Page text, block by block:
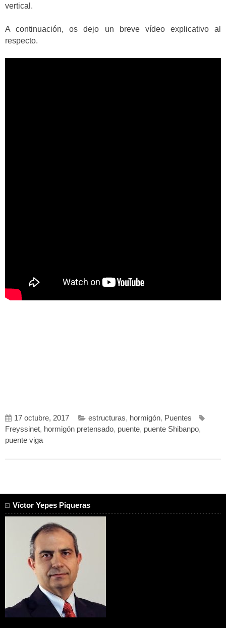
vertical.
A continuación, os dejo un breve vídeo explicativo al
respecto.
17 octubre, 2017 estructuras, hormigón, Puentes
Freyssinet, hormigón pretensado, puente, puente Shibanpo,
puente viga
Víctor Yepes Piqueras